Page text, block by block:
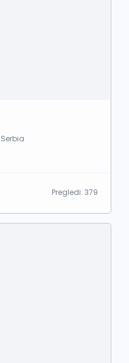
Pregledi: 379